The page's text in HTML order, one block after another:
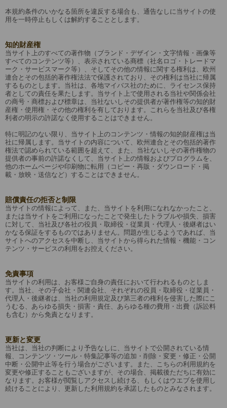
本規約条件のいかなる箇所を違反する場合も、通告なしに当サイトの使
用を一時停止もしくは解約することとします。
知的財産権
当サイト上のすべての著作物（ブランド・デザイン・文字情報・画像等
すべてのコンテンツ等）、表示されている商標（社名ロゴ・トレードマ
ーク・サービスマーク等）、そしてその他の情報に関する権利は、欧州
連合とその包括的著作権法法で保護されており、その権利は当社に帰属
するものとします。当社は、各地マイバス社のために、ライセンス保持
者としての責任を果たします。当サイト上で使用される当社や関係会社
の商号・商標および標章は、当社ないしその提供者が著作権等の知的財
産権・使用権・その他の権利を有しております。これらを当社及び各権
利者の明示の許諾なく使用することはできません。
特に明記のない限り、当サイト上のコンテンツ・情報の知的財産権は当
社に帰属します。当サイトの内容について、欧州連合とその包括的著作
権法で認められている範囲を超えて、また、当社ないしその著作権物の
提供者の事前の許諾なくして、当サイト上の情報およびプログラムを、
他のホームページや印刷物に転用（コピー・再販・ダウンロード・掲
載・放映・送信など）することはできません。
賠償責任の拒否と制限
当サイトの情報によって、また、当サイトを利用になれなかったこと、
または当サイトをご利用になったことで発生したトラブルや損失、損害
に対して、当社及び各社の役員・取締役・従業員・代理人・後継者はい
かなる保証をするものではありません。問題が生じるようであれば、当
サイトへのアクセスを中断し、当サイトから得られた情報・機能・コン
テンツ・サービスの利用をお控えください。
免責事項
当サイトの利用は、お客様ご自身の責任において行われるものとしま
す。当社、その子会社・関連会社、それぞれの役員・取締役・従業員・
代理人・後継者は、当社の利用規定及び第三者の権利を侵害した際にこ
うむる、あらゆる損失・損害・責任、あらゆる種の費用・出費（訴訟料
も含む）から免責となります。
更新と変更
当社は、当社の判断により予告なしに、当サイトで公開されている情
報、コンテンツ・ツール・特集記事等の追加・削除・変更・修正・公開
中断・公開中止等を行う場合がございます。また、こちらの利用規約を
変更や修正することもございますが、その場合、掲載後ただちに有効に
なります。お客様が閲覧しアクセスし続ける、もしくはウエブを使用し
続けることにより、更新した利用規約を承諾したものとみなされます。